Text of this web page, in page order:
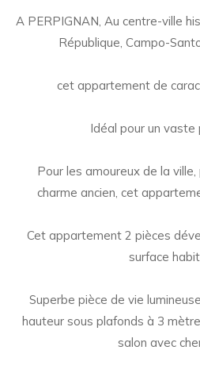
A PERPIGNAN, Au centre-ville
République, Campo-
cet appartement de
Idéal pour un vaste
Pour les amoureux de la
charme ancien, cet
Cet appartement 2 pièces
surface
Superbe pièce de vie
hauteur sous plafonds à 3
salon avec